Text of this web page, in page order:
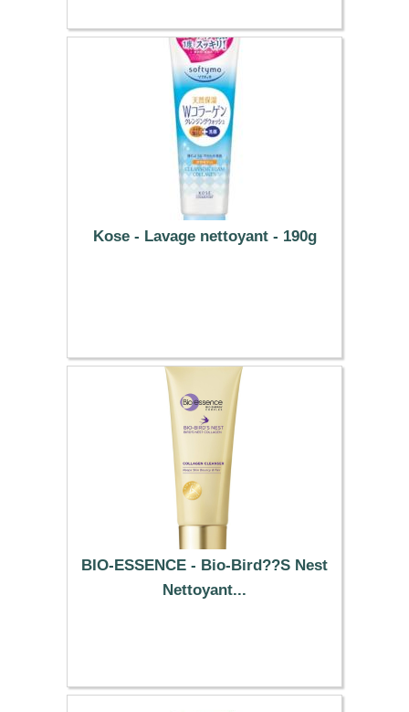
Kose - Lavage nettoyant - 190g
BIO-ESSENCE - Bio-Bird??S Nest
Nettoyant...